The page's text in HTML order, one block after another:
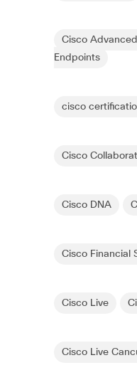
Cisco
Endpoints
cisco
Cisco
Cisco DNA
Cisco Financial
Cisco Live
Cisco Live